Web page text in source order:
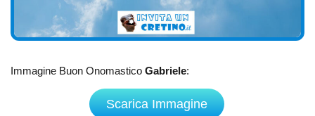
Immagine Buon Onomastico Gabriele:
Scarica Immagine